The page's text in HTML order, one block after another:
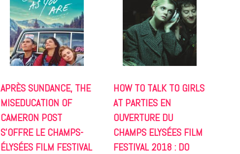
APRÈS SUNDANCE, THE
MISEDUCATION OF
CAMERON POST
S’OFFRE LE CHAMPS-
ÉLYSÉES FILM FESTIVAL
HOW TO TALK TO GIRLS
AT PARTIES EN
OUVERTURE DU
CHAMPS ELYSÉES FILM
FESTIVAL 2018 : DO
Gainsbourg, toute une vie :
documentaire plus Ginsburg que
Gainsbarre à ne pas manquer sur
France 3
18 FÉVRIER 2021